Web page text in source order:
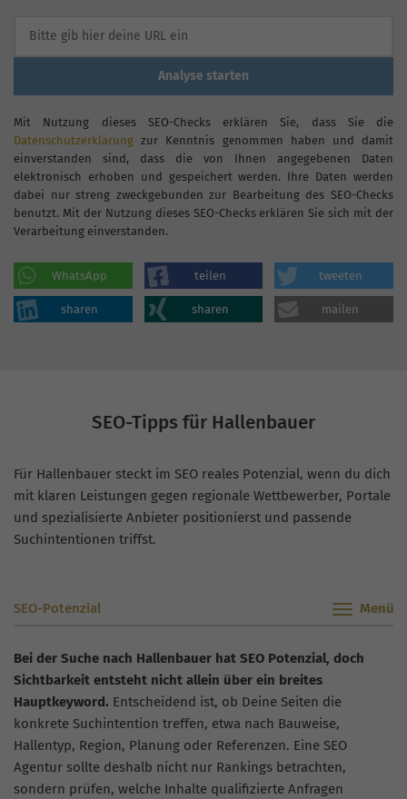
Analyse starten
Mit Nutzung dieses SEO-Checks erklären Sie, dass Sie die
Datenschutzerklärung zur Kenntnis genommen haben und damit
einverstanden sind, dass die von Ihnen angegebenen Daten
elektronisch erhoben und gespeichert werden. Ihre Daten werden
dabei nur streng zweckgebunden zur Bearbeitung des SEO-Checks
benutzt. Mit der Nutzung dieses SEO-Checks erklären Sie sich mit der
Verarbeitung einverstanden.
WhatsApp teilen tweeten
sharen sharen mailen
SEO-Tipps für Hallenbauer
Für Hallenbauer steckt im SEO reales Potenzial, wenn du dich
mit klaren Leistungen gegen regionale Wettbewerber, Portale
und spezialisierte Anbieter positionierst und passende
Suchintentionen triffst.
SEO-Potenzial
Bei der Suche nach Hallenbauer hat SEO Potenzial, doch
Sichtbarkeit entsteht nicht allein über ein breites
Hauptkeyword. Entscheidend ist, ob Deine Seiten die
konkrete Suchintention treffen, etwa nach Bauweise,
Hallentyp, Region, Planung oder Referenzen. Eine SEO
Agentur sollte deshalb nicht nur Rankings betrachten,
sondern prüfen, welche Inhalte qualifizierte Anfragen